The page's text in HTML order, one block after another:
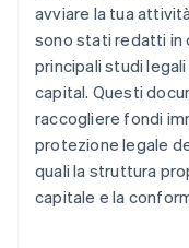
avviare la tua
sono stati redatti in
principali studi
capital. Questi
raccogliere fondi
protezione legale
quali la struttura
capitale e la